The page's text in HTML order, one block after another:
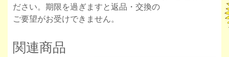
ださい。期限を過ぎますと返品・交換の
ご要望がお受けできません。
関連商品